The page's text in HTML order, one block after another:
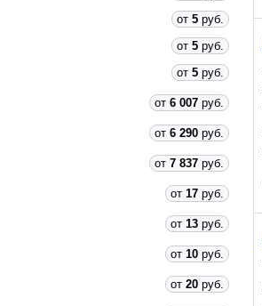
от 5 руб.
от 5 руб.
от 5 руб.
от 6 007 руб.
от 6 290 руб.
от 7 837 руб.
от 17 руб.
от 13 руб.
от 10 руб.
от 20 руб.